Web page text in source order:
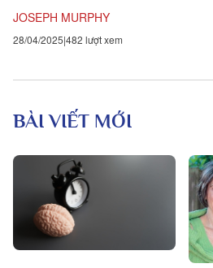
JOSEPH MURPHY
28/04/2025 482 lượt xem
BÀI VIẾT MỚI